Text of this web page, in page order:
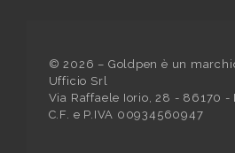
©2026 – Goldpen è un
Ufficio Srl
Via Raffaele Iorio, 28 - 86170 -
C.F. e P.IVA 00934560947